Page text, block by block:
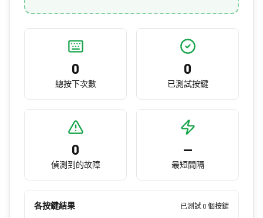
0
總按下次數
0
已測試按鍵
0
偵測到的故障
—
最短間隔
各按鍵結果 已測試 0 個按鍵